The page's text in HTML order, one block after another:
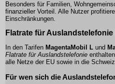
Besonders für Familien,
finanzieller Vorteil. Alle Nutzer
Einschränkungen.
Flatrate für
In den Tarifen MagentaMobil L und
Flatrate für Auslandstelefonie
alle Netze der EU sowie in die
Für wen sich die